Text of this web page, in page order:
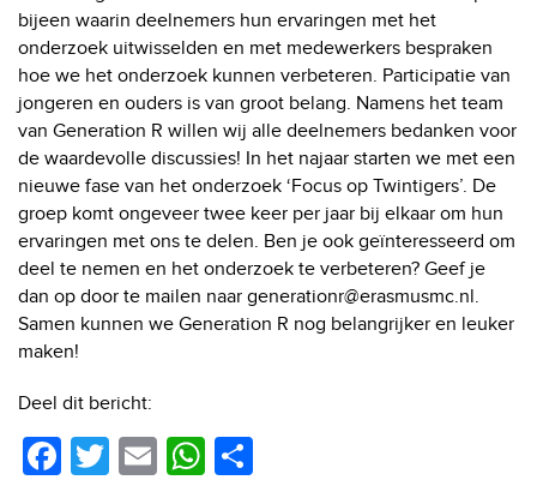
bijeen waarin deelnemers hun ervaringen met het
onderzoek uitwisselden en met medewerkers bespraken
hoe we het onderzoek kunnen verbeteren. Participatie van
jongeren en ouders is van groot belang. Namens het team
van Generation R willen wij alle deelnemers bedanken voor
de waardevolle discussies! In het najaar starten we met een
nieuwe fase van het onderzoek ‘Focus op Twintigers’. De
groep komt ongeveer twee keer per jaar bij elkaar om hun
ervaringen met ons te delen. Ben je ook geïnteresseerd om
deel te nemen en het onderzoek te verbeteren? Geef je
dan op door te mailen naar generationr@erasmusmc.nl.
Samen kunnen we Generation R nog belangrijker en leuker
maken!
Deel dit bericht:
F
T
E
W